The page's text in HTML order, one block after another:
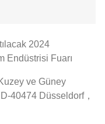
2024
Endüstrisi Fuarı
ve Güney
40474 Düsseldorf，